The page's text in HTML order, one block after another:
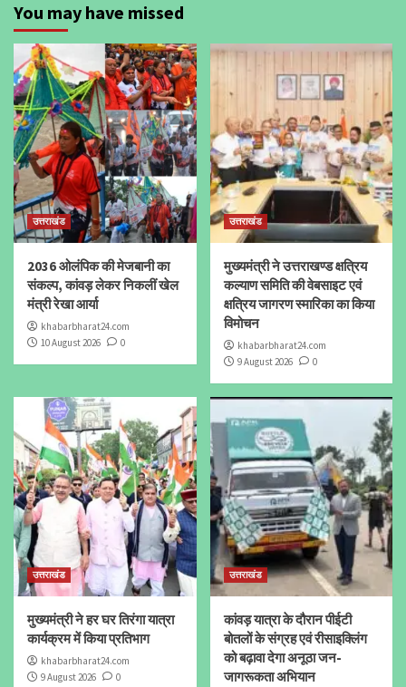
You may have missed
उत्तराखंड
2036 ओलंपिक की मेजबानी का
संकल्प, कांवड़ लेकर निकलीं खेल
मंत्री रेखा आर्या
khabarbharat24.com
10 August 2026
0
उत्तराखंड
मुख्यमंत्री ने उत्तराखण्ड क्षत्रिय
कल्याण समिति की वेबसाइट एवं
क्षत्रिय जागरण स्मारिका का किया
विमोचन
khabarbharat24.com
9 August 2026
0
उत्तराखंड
मुख्यमंत्री ने हर घर तिरंगा यात्रा
कार्यक्रम में किया प्रतिभाग
khabarbharat24.com
9 August 2026
0
उत्तराखंड
कांवड़ यात्रा के दौरान पीईटी
बोतलों के संग्रह एवं रीसाइक्लिंग
को बढ़ावा देगा अनूठा जन-
जागरूकता अभियान